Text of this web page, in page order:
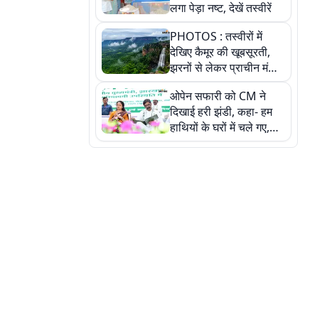
लगा पेड़ा नष्ट, देखें तस्वीरें
PHOTOS : तस्वीरों में
देखिए कैमूर की खूबसूरती,
झरनों से लेकर प्राचीन मंदिरों
तक प्रकृति और आस्था का
अद्भुत संगम
ओपेन सफारी को CM ने
दिखाई हरी झंडी, कहा- हम
हाथियों के घरों में चले गए,
देखें तस्वीरें